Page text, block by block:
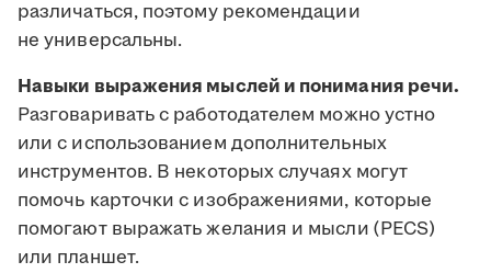
различаться, поэтому рекомендации
не универсальны.
Навыки выражения мыслей и понимания речи.
Разговаривать с работодателем можно устно
или с использованием дополнительных
инструментов. В некоторых случаях могут
помочь карточки с изображениями, которые
помогают выражать желания и мысли (PECS)
или планшет.